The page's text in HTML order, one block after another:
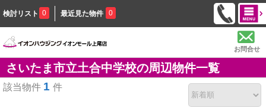
検討リスト 0 最近見た物件 0
お問合せ
さいたま市立土合中学校の周辺物件一覧
該当物件 1 件